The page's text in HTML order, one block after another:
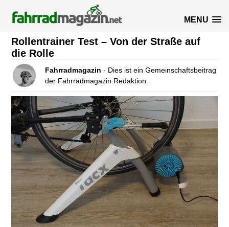
MENU
Rollentrainer Test – Von der Straße auf
die Rolle
Fahrradmagazin - Dies ist ein Gemeinschaftsbeitrag
der Fahrradmagazin Redaktion.